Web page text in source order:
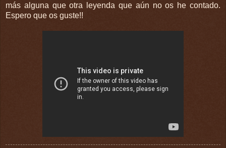
más alguna que otra leyenda que aún no os he contado.
Espero que os guste!!